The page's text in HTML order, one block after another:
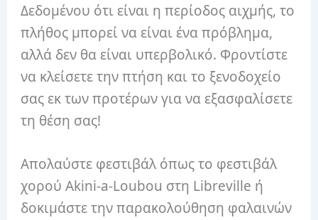
Δεδομένου ότι είναι η περίοδος αιχμής, το
πλήθος μπορεί να είναι ένα πρόβλημα,
αλλά δεν θα είναι υπερβολικό. Φροντίστε
να κλείσετε την πτήση και το ξενοδοχείο
σας εκ των προτέρων για να εξασφαλίσετε
τη θέση σας!
Απολαύστε φεστιβάλ όπως το φεστιβάλ
χορού Akini-a-Loubou στη Libreville ή
δοκιμάστε την παρακολούθηση φαλαινών